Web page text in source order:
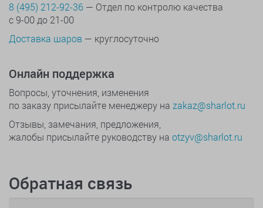
8 (495) 212-92-36 — Отдел по контролю качества
с 9-00 до 21-00
Доставка шаров — круглосуточно
Онлайн поддержка
Вопросы, уточнения, изменения
по заказу присылайте менеджеру на zakaz@sharlot.ru
Отзывы, замечания, предложения,
жалобы присылайте руководству на otzyv@sharlot.ru
Обратная связь